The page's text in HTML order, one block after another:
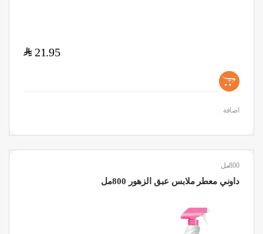
21.95
$
+
اضافة
800مل
داوني معطر ملابس عبق الزهور 800مل